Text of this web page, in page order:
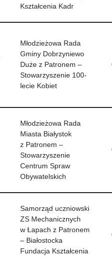
Kształcenia Kadr
Młodzieżowa Rada
Gminy Dobrzyniewo
Duże z Patronem –
Stowarzyszenie 100-
lecie Kobiet
Młodzieżowa Rada
Miasta Białystok
z Patronem –
Stowarzyszenie
Centrum Spraw
Obywatelskich
Samorząd uczniowski
ZS Mechanicznych
w Łapach z Patronem
– Białostocka
Fundacja Kształcenia